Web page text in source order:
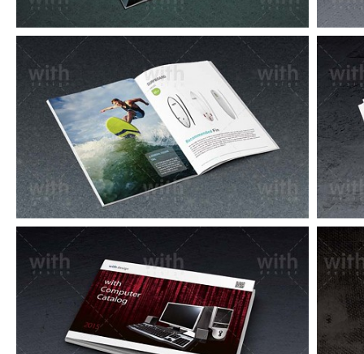
CA105_1_2_3
CA085_1_2_3